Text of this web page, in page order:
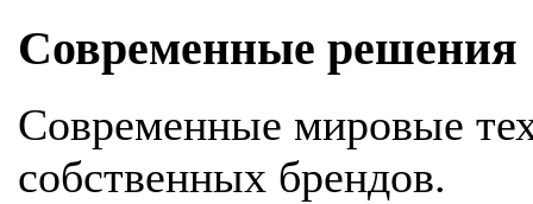
Современные решения
Современные мировые
собственных брендов.